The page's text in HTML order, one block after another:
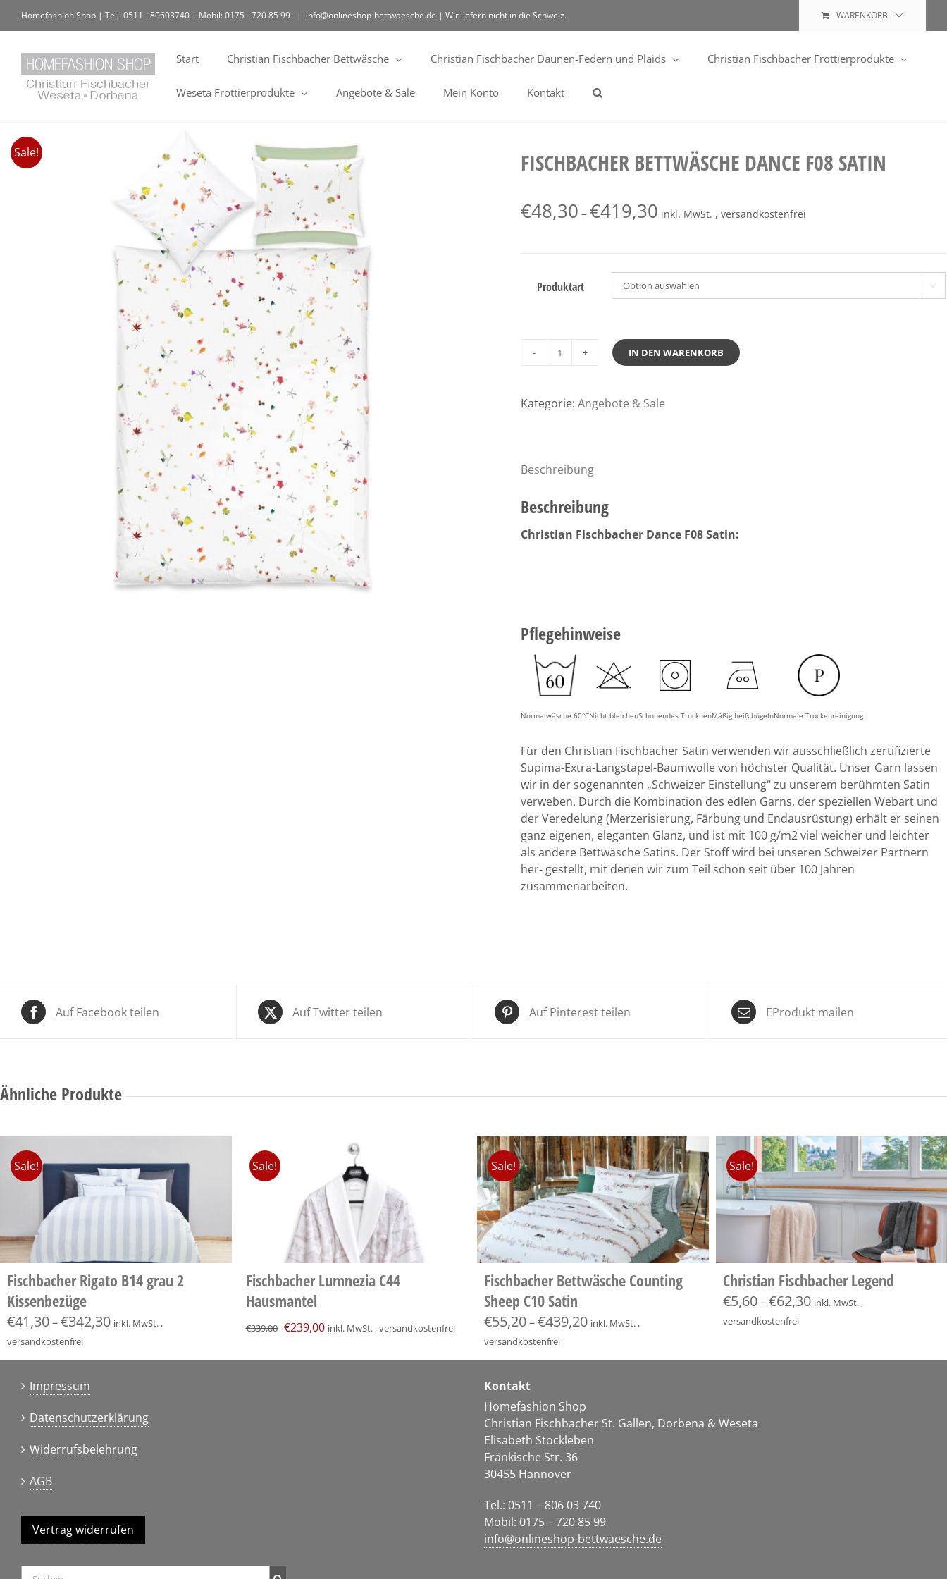
Homefashion Shop | Tel.: 0511 - 80603740 | Mobil: 0175 - 720 85 99 | info@onlineshop-bettwaesche.de | Wir liefern nicht in die Schweiz. WARENKORB
Start Christian Fischbacher Bettwäsche Christian Fischbacher Daunen-Federn und Plaids Christian Fischbacher Frottierprodukte
Weseta Frottierprodukte Angebote & Sale Mein Konto Kontakt
Sale! FISCHBACHER BETTWÄSCHE DANCE F08 SATIN
€48,30 –€419,30 inkl. MwSt. , versandkostenfrei
Produktart 
Fischbacher
F08
IN DEN WARENKORB
Kategorie:Angebote & Sale
Beschreibung
Beschreibung
Christian Fischbacher Dance F08 Satin:
Pflegehinweise
Normalwäsche 60°CNicht bleichenSchonendes TrocknenMäßig heiß bügelnNormale Trockenreinigung
Für den Christian Fischbacher Satin verwenden wir ausschließlich zertifizierte
Supima-Extra-Langstapel-Baumwolle von höchster Qualität. Unser Garn lassen
wir in der sogenannten „Schweizer Einstellung“ zu unserem berühmten Satin
verweben. Durch die Kombination des edlen Garns, der speziellen Webart und
der Veredelung (Merzerisierung, Färbung und Endausrüstung) erhält er seinen
ganz eigenen, eleganten Glanz, und ist mit 100 g/m2 viel weicher und leichter
als andere Bettwäsche Satins. Der Stoff wird bei unseren Schweizer Partnern
her- gestellt, mit denen wir zum Teil schon seit über 100 Jahren
zusammenarbeiten.
Auf Facebook teilen Auf Twitter teilen Auf Pinterest teilen EProdukt mailen
Ähnliche Produkte
Sale!
Fischbacher Rigato B14 grau 2
Kissenbezüge
€41,30–€342,30 inkl. MwSt. ,
versandkostenfrei
Sale!
Fischbacher Lumnezia C44
Hausmantel
€339,00
Preis
€239,00
Preis
inkl. MwSt. , versandkostenfrei
Sale!
Fischbacher Bettwäsche Counting
Sheep C10 Satin
€55,20–€439,20 inkl. MwSt. ,
versandkostenfrei
Sale!
Christian Fischbacher Legend
€5,60–€62,30 inkl. MwSt. ,
versandkostenfrei
Impressum
Datenschutzerklärung
Widerrufsbelehrung
AGB
Vertrag widerrufen
Kontakt
Homefashion Shop
Christian Fischbacher St. Gallen, Dorbena & Weseta
Elisabeth Stockleben
Fränkische Str. 36
30455 Hannover
Tel.: 0511 – 806 03 740
Mobil: 0175 – 720 85 99
info@onlineshop-bettwaesche.de